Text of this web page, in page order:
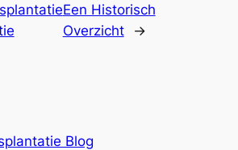
Een Historisch
Overzicht
→
Blog